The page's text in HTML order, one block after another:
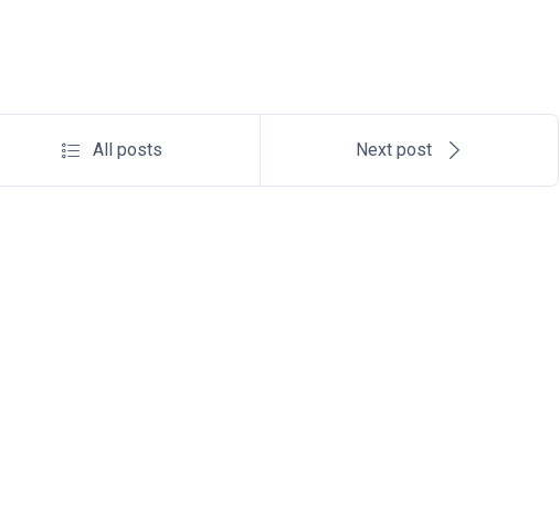
All posts Next post